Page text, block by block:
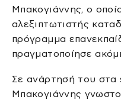
Μπακογιάννης, ο
αλεξιπτωτιστής
πρόγραμμα
πραγματοποίησε
Σε ανάρτησή του στα
Μπακογιάννης